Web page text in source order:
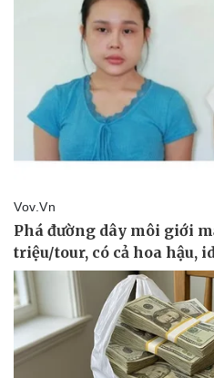
Thể thao
Bóng đá
Lịch thi đấu bóng đá
Thế giới thể thao
eSports
Hậu trường